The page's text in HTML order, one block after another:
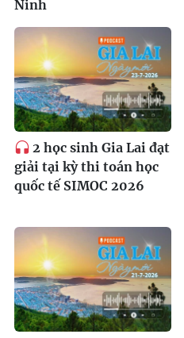
Ninh
2 học sinh Gia Lai đạt
giải tại kỳ thi toán học
quốc tế SIMOC 2026